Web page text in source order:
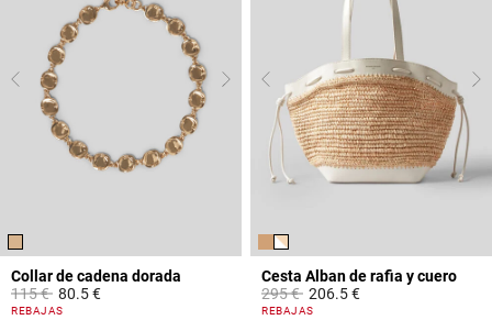
Collar de cadena dorada
Price reduced from
115 €to80.5 €
5 out of 5 Customer Rating
REBAJAS
Cesta Alban de rafia y cuero
Price reduced from
295 €to206.5 €
3,2 out of 5 Customer Rating
REBAJAS